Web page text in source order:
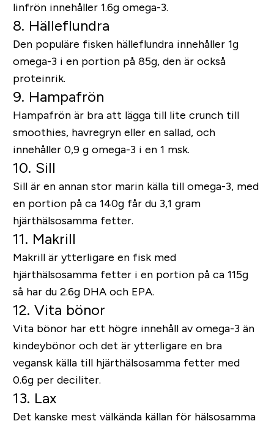
linfrön innehåller 1.6g omega-3.
8. Hälleflundra
Den populäre fisken hälleflundra innehåller 1g
omega-3 i en portion på 85g, den är också
proteinrik.
9. Hampafrön
Hampafrön är bra att lägga till lite crunch till
smoothies, havregryn eller en sallad, och
innehåller 0,9 g omega-3 i en 1 msk.
10. Sill
Sill är en annan stor marin källa till omega-3, med
en portion på ca 140g får du 3,1 gram
hjärthälsosamma fetter.
11. Makrill
Makrill är ytterligare en fisk med
hjärthälsosamma fetter i en portion på ca 115g
så har du 2.6g DHA och EPA.
12. Vita bönor
Vita bönor har ett högre innehåll av omega-3 än
kindeybönor och det är ytterligare en bra
vegansk källa till hjärthälsosamma fetter med
0.6g per deciliter.
13. Lax
Det kanske mest välkända källan för hälsosamma